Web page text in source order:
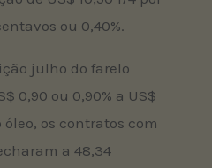
ou 0,40%.
julho do farelo
0,90 ou 0,90% a US$
os contratos com
a 48,34